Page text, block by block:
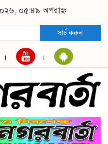
০৫:৪৯ অপরাহ্ন
সার্চ করুন